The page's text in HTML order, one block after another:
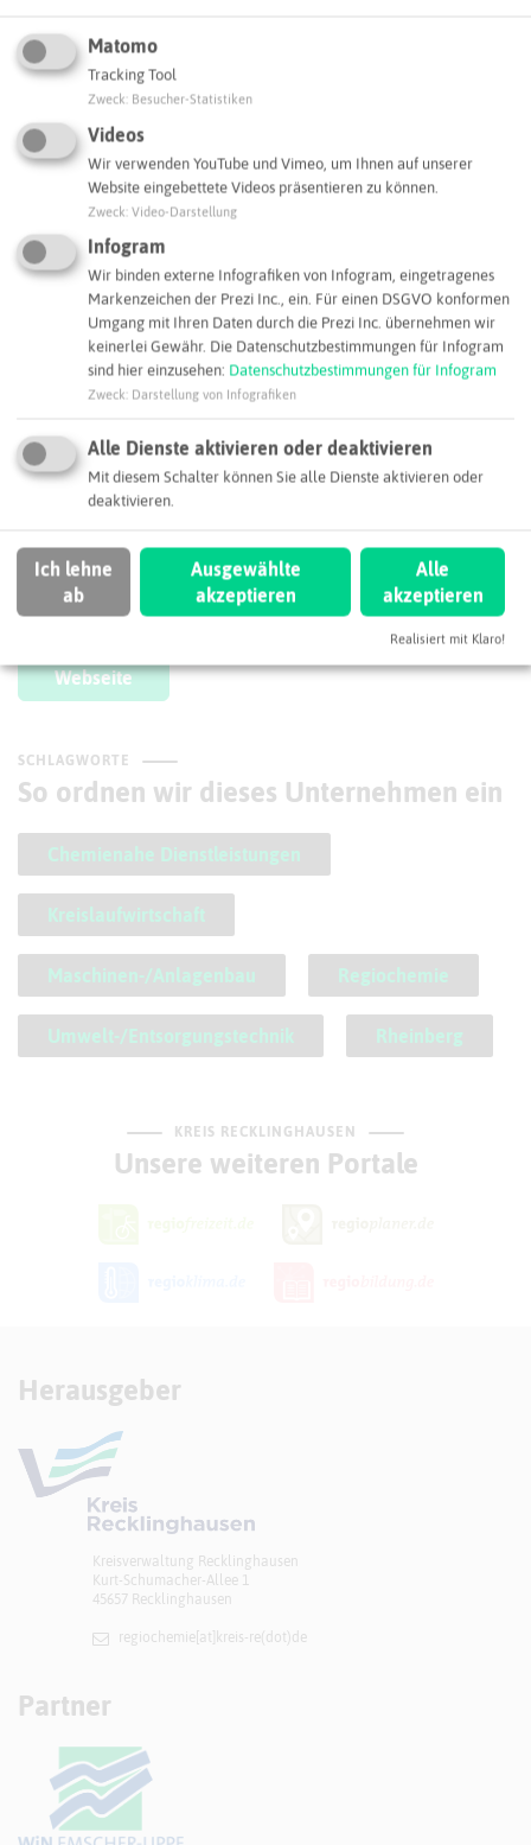
Leaflet|© OpenStreetMapcontributors |
Adresse:
Römerstraße 217
47495 Rheinberg
Webseite
SCHLAGWORTE
So ordnen wir dieses Unternehmen ein
Chemienahe Dienstleistungen
Kreislaufwirtschaft
Maschinen-/Anlagenbau Regiochemie
Umwelt-/Entsorgungstechnik Rheinberg
KREIS RECKLINGHAUSEN
Unsere weiteren Portale
Herausgeber
Kreisverwaltung Recklinghausen
Kurt-Schumacher-Allee 1
45657 Recklinghausen
regiochemie[at]​kreis-re(dot)de
Partner
Matomo
Tracking Tool
Zweck Besucher-Statistiken
Videos
Wir verwenden YouTube und Vimeo, um Ihnen auf unserer
Website eingebettete Videos präsentieren zu können.
Zweck Video-Darstellung
Infogram
Wir binden externe Infografiken von Infogram, eingetragenes
Markenzeichen der Prezi Inc., ein. Für einen DSGVO konformen
Umgang mit Ihren Daten durch die Prezi Inc. übernehmen wir
keinerlei Gewähr. Die Datenschutzbestimmungen für Infogram
sind hier einzusehen: Datenschutzbestimmungen für Infogram
Zweck Darstellung von Infografiken
Alle Dienste aktivieren oder deaktivieren
Mit diesem Schalter können Sie alle Dienste aktivieren oder
deaktivieren.
Ich lehne
ab
Ausgewählte
akzeptieren
Alle
akzeptieren
Realisiert mit Klaro!